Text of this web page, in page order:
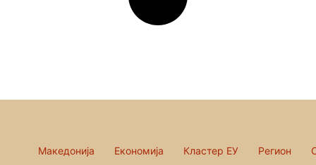
Македонија Економија Кластер ЕУ Регион